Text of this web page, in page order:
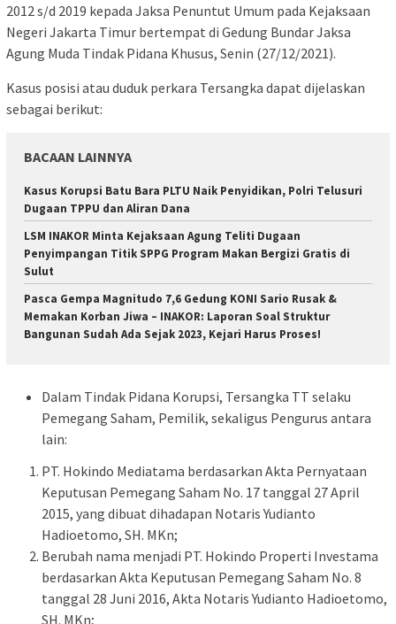
2012 s/d 2019 kepada Jaksa Penuntut Umum pada Kejaksaan
Negeri Jakarta Timur bertempat di Gedung Bundar Jaksa
Agung Muda Tindak Pidana Khusus, Senin (27/12/2021).
Kasus posisi atau duduk perkara Tersangka dapat dijelaskan
sebagai berikut:
BACAAN LAINNYA
Kasus Korupsi Batu Bara PLTU Naik Penyidikan, Polri Telusuri
Dugaan TPPU dan Aliran Dana
LSM INAKOR Minta Kejaksaan Agung Teliti Dugaan
Penyimpangan Titik SPPG Program Makan Bergizi Gratis di
Sulut
Pasca Gempa Magnitudo 7,6 Gedung KONI Sario Rusak &
Memakan Korban Jiwa – INAKOR: Laporan Soal Struktur
Bangunan Sudah Ada Sejak 2023, Kejari Harus Proses!
Dalam Tindak Pidana Korupsi, Tersangka TT selaku
Pemegang Saham, Pemilik, sekaligus Pengurus antara
lain:
PT. Hokindo Mediatama berdasarkan Akta Pernyataan
Keputusan Pemegang Saham No. 17 tanggal 27 April
2015, yang dibuat dihadapan Notaris Yudianto
Hadioetomo, SH. MKn;
Berubah nama menjadi PT. Hokindo Properti Investama
berdasarkan Akta Keputusan Pemegang Saham No. 8
tanggal 28 Juni 2016, Akta Notaris Yudianto Hadioetomo,
SH. MKn;